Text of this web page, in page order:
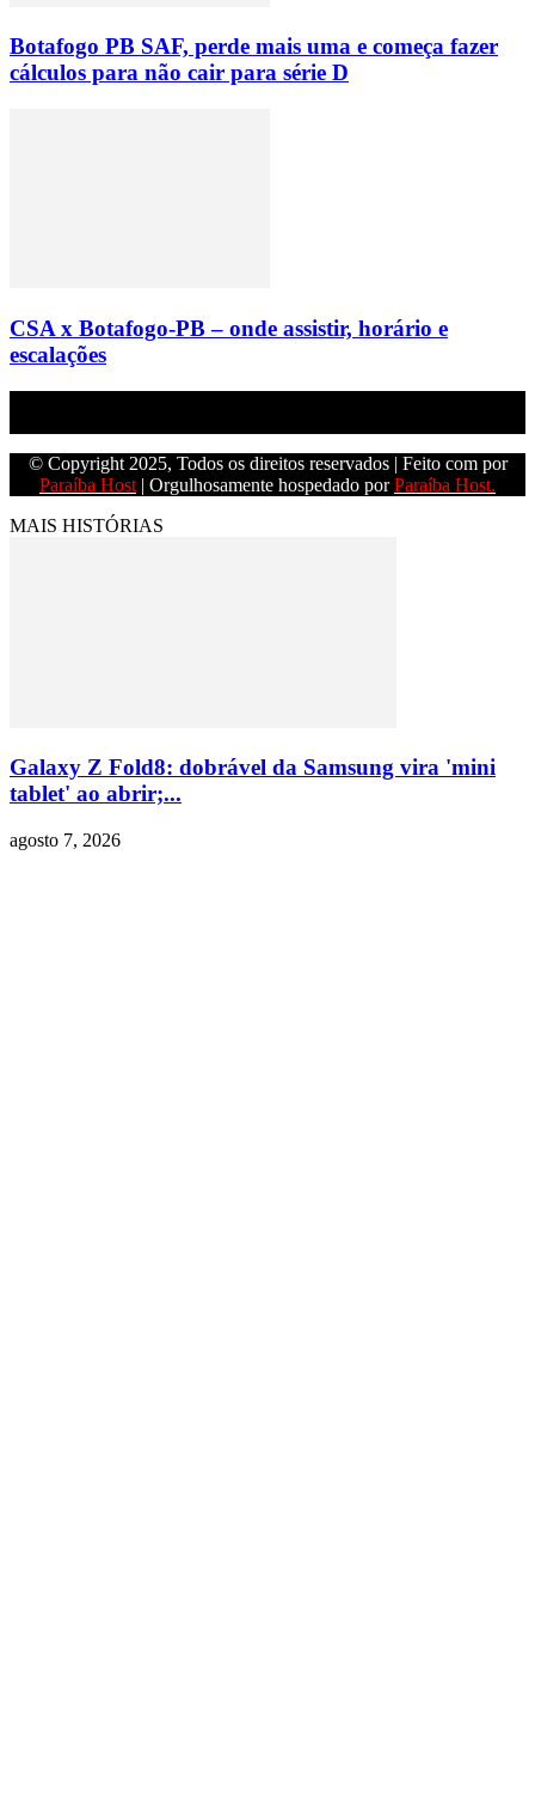
Botafogo PB SAF, perde mais uma e começa fazer
cálculos para não cair para série D
CSA x Botafogo-PB – onde assistir, horário e
escalações
© Copyright 2025, Todos os direitos reservados | Feito com por
Paraíba Host | Orgulhosamente hospedado porParaíba Host.
MAIS HISTÓRIAS
Galaxy Z Fold8: dobrável da Samsung vira 'mini
tablet' ao abrir;...
agosto 7, 2026